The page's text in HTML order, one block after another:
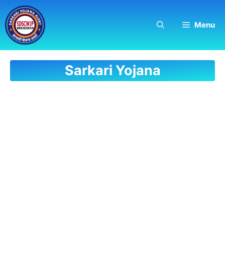
Skip
to
content
Menu
Sarkari Yojana